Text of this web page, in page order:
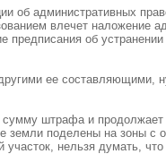
об административных
влечет наложение
об устранении
ее составляющими,
штрафа и продолжает
земли поделены на зоны с
нельзя думать,